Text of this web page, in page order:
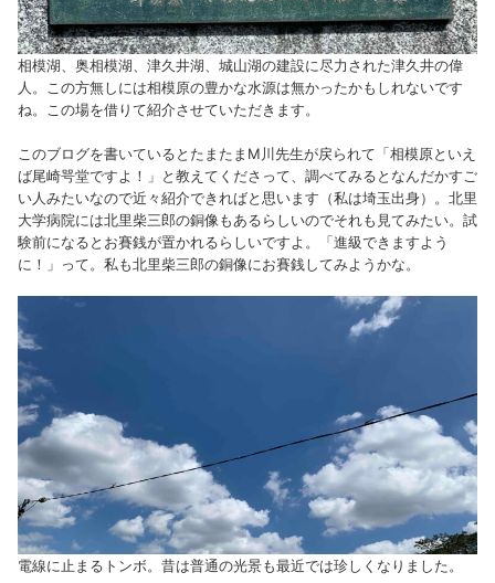
相模湖、奥相模湖、津久井湖、城山湖の建設に尽力された津久井の偉
人。この方無しには相模原の豊かな水源は無かったかもしれないです
ね。この場を借りて紹介させていただきます。
このブログを書いているとたまたまM川先生が戻られて「相模原といえ
ば尾崎咢堂ですよ！」と教えてくださって、調べてみるとなんだかすご
い人みたいなので近々紹介できればと思います（私は埼玉出身）。北里
大学病院には北里柴三郎の銅像もあるらしいのでそれも見てみたい。試
験前になるとお賽銭が置かれるらしいですよ。「進級できますよう
に！」って。私も北里柴三郎の銅像にお賽銭してみようかな。
電線に止まるトンボ。昔は普通の光景も最近では珍しくなりました。